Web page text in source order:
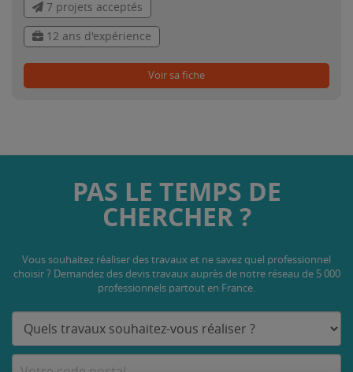
7 projets acceptés
12 ans d'expérience
Voir sa fiche
PAS LE TEMPS DE
CHERCHER ?
Vous souhaitez réaliser des travaux et ne savez quel professionnel
choisir ? Demandez des devis travaux auprès de notre réseau de 5 000
professionnels partout en France.